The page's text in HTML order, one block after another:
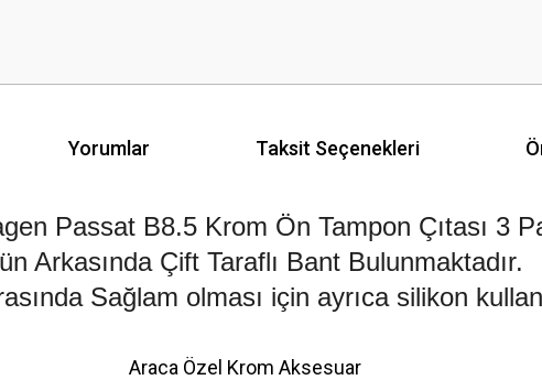
Yorumlar Taksit Seçenekleri
Passat B8.5 Krom Ön Tampon Çıtası 3
Arkasında Çift Taraflı Bant Bulunmaktadır.
Sağlam olması için ayrıca silikon
Araca Özel Krom Aksesuar